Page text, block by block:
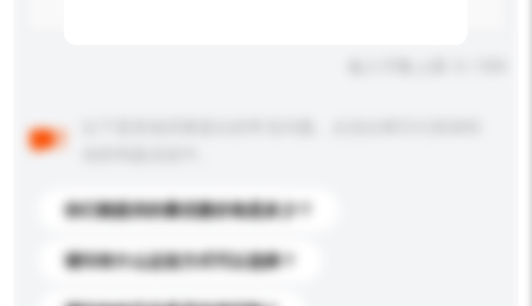
你们能提供的最优惠价格是多少？
请问有什么运送方式可以选择？